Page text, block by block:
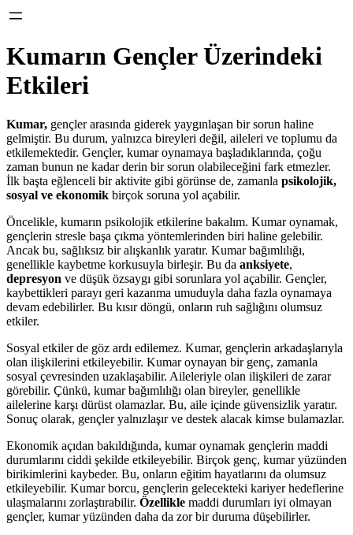
Kumarın Gençler Üzerindeki
Etkileri
Kumar, gençler arasında giderek yaygınlaşan bir sorun haline
gelmiştir. Bu durum, yalnızca bireyleri değil, aileleri ve toplumu da
etkilemektedir. Gençler, kumar oynamaya başladıklarında, çoğu
zaman bunun ne kadar derin bir sorun olabileceğini fark etmezler.
İlk başta eğlenceli bir aktivite gibi görünse de, zamanla psikolojik,
sosyal ve ekonomik birçok soruna yol açabilir.
Öncelikle, kumarın psikolojik etkilerine bakalım. Kumar oynamak,
gençlerin stresle başa çıkma yöntemlerinden biri haline gelebilir.
Ancak bu, sağlıksız bir alışkanlık yaratır. Kumar bağımlılığı,
genellikle kaybetme korkusuyla birleşir. Bu da anksiyete,
depresyon ve düşük özsaygı gibi sorunlara yol açabilir. Gençler,
kaybettikleri parayı geri kazanma umuduyla daha fazla oynamaya
devam edebilirler. Bu kısır döngü, onların ruh sağlığını olumsuz
etkiler.
Sosyal etkiler de göz ardı edilemez. Kumar, gençlerin arkadaşlarıyla
olan ilişkilerini etkileyebilir. Kumar oynayan bir genç, zamanla
sosyal çevresinden uzaklaşabilir. Aileleriyle olan ilişkileri de zarar
görebilir. Çünkü, kumar bağımlılığı olan bireyler, genellikle
ailelerine karşı dürüst olamazlar. Bu, aile içinde güvensizlik yaratır.
Sonuç olarak, gençler yalnızlaşır ve destek alacak kimse bulamazlar.
Ekonomik açıdan bakıldığında, kumar oynamak gençlerin maddi
durumlarını ciddi şekilde etkileyebilir. Birçok genç, kumar yüzünden
birikimlerini kaybeder. Bu, onların eğitim hayatlarını da olumsuz
etkileyebilir. Kumar borcu, gençlerin gelecekteki kariyer hedeflerine
ulaşmalarını zorlaştırabilir. Özellikle maddi durumları iyi olmayan
gençler, kumar yüzünden daha da zor bir duruma düşebilirler.